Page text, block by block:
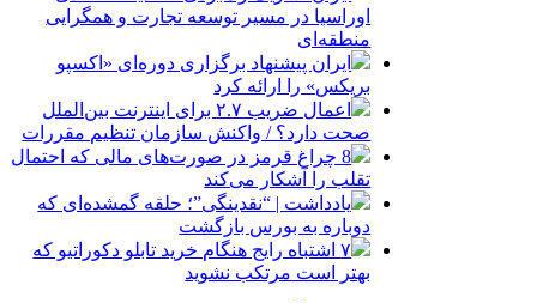
اوراسیا در مسیر توسعه تجارت و همگرایی
منطقه‌ای
ایران پیشنهاد برگزاری دوره‌ای «اکسپو
بریکس» را ارائه کرد
اعمال ضریب ۲.۷ برای اینترنت بین‌الملل
صحت دارد؟ / واکنش سازمان تنظیم مقررات
8 چراغ قرمز در صورت‌های مالی که احتمال
تقلب را آشکار می‌کند
یادداشت | “نقدینگی”؛ حلقه گمشده‌ای که
دوباره به بورس بازگشت
۷ اشتباه رایج هنگام خرید تابلو دکوراتیو که
بهتر است مرتکب نشوید